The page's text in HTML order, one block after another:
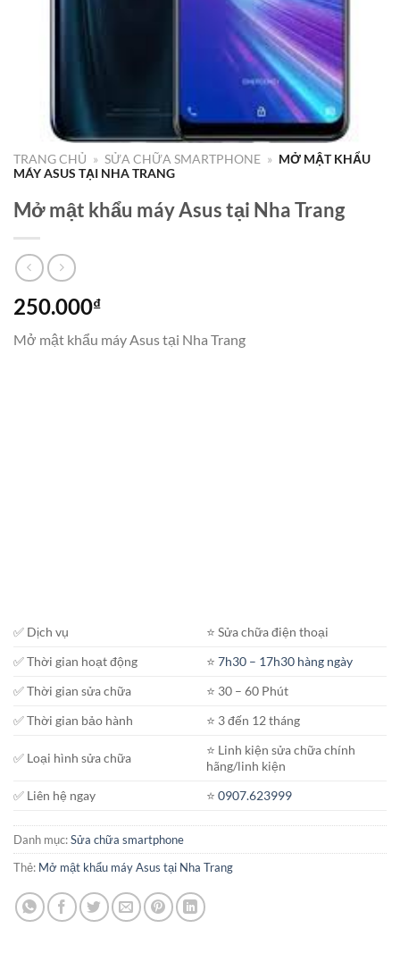
TRANG CHỦ » SỬA CHỮA SMARTPHONE » MỞ MẬT KHẨU
MÁY ASUS TẠI NHA TRANG
Mở mật khẩu máy Asus tại Nha Trang
250.000₫
Mở mật khẩu máy Asus tại Nha Trang
✅ Dịch vụ
⭐️ Sửa chữa điện thoại
✅ Thời gian hoạt động
⭐️7h30 – 17h30 hàng ngày
✅ Thời gian sửa chữa
⭐️ 30 – 60 Phút
✅ Thời gian bảo hành
⭐️ 3 đến 12 tháng
✅ Loại hình sửa chữa
⭐️ Linh kiện sửa chữa chính
hãng/linh kiện
✅ Liên hệ ngay
⭐️0907.623999
Danh mục:Sửa chữa smartphone
Thẻ: Mở mật khẩu máy Asus tại Nha Trang